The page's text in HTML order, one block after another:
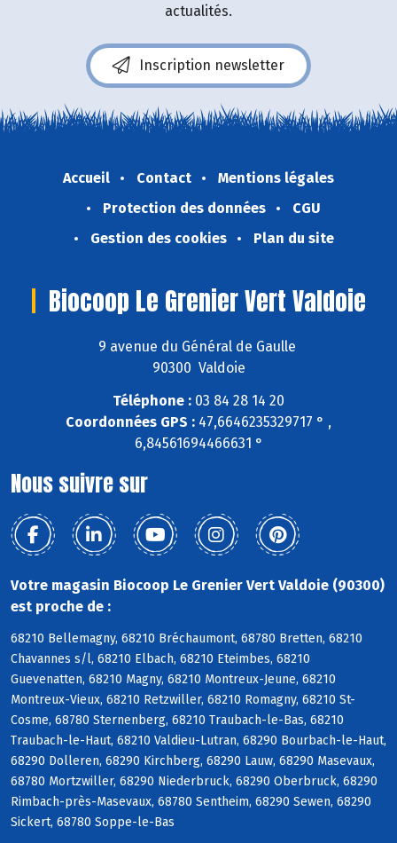
actualités.
Inscription newsletter
Accueil Contact
Mentions légales
Protection des données
CGU
Gestion des cookies
Plan du site
Biocoop Le Grenier Vert Valdoie
9 avenue du Général de Gaulle
90300 Valdoie
Téléphone : 03 84 28 14 20
Coordonnées GPS : 47,6646235329717 ° ,
6,84561694466631 °
Nous suivre sur
Votre magasin Biocoop Le Grenier Vert Valdoie (90300)
est proche de :
68210 Bellemagny, 68210 Bréchaumont, 68780 Bretten, 68210
Chavannes s/l, 68210 Elbach, 68210 Eteimbes, 68210
Guevenatten, 68210 Magny, 68210 Montreux-Jeune, 68210
Montreux-Vieux, 68210 Retzwiller, 68210 Romagny, 68210 St-
Cosme, 68780 Sternenberg, 68210 Traubach-le-Bas, 68210
Traubach-le-Haut, 68210 Valdieu-Lutran, 68290 Bourbach-le-Haut,
68290 Dolleren, 68290 Kirchberg, 68290 Lauw, 68290 Masevaux,
68780 Mortzwiller, 68290 Niederbruck, 68290 Oberbruck, 68290
Rimbach-près-Masevaux, 68780 Sentheim, 68290 Sewen, 68290
Sickert, 68780 Soppe-le-Bas